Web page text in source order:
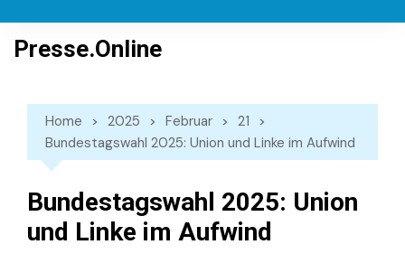
content
Presse.Online
Home 2025 Februar
21
Bundestagswahl 2025: Union und Linke im Aufwind
Bundestagswahl 2025: Union
und Linke im Aufwind